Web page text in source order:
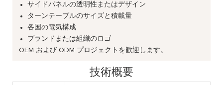
サイドパネルの透明性またはデザイン
ターンテーブルのサイズと積載量
各国の電気構成
ブランドまたは組織のロゴ
OEM および ODM プロジェクトを歓迎します。
技術概要